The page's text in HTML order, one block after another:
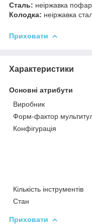
Сталь: неіржавка
Колодка: неіржавка
Приховати
Характеристики
Основні атрибути
Виробник
Форм-фактор
Конфігурація
Кількість інструментів
Стан
Приховати